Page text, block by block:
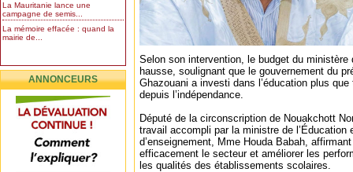
La Mauritanie lance une
campagne de semis...
La mémoire effacée : quand la
mairie de...
ANNONCEURS
Selon son intervention, le budget du ministère
hausse, soulignant que le gouvernement du
Ghazouani a investi dans l’éducation plus
depuis l’indépendance.
Député de la circonscription de Nouakchott
travail accompli par la ministre de
d’enseignement, Mme Houda Babah,
efficacement le secteur et améliorer les
les qualités des établissements scolaires.